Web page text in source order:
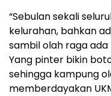
“Sebulan sekali
kelurahan, bahkan
sambil olah raga ada
Yang pinter bikin
sehingga kampung
memberdayakan